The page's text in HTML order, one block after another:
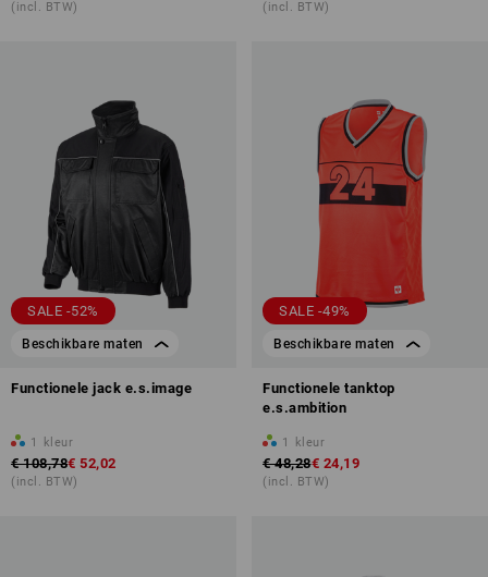
(incl. BTW) (incl. BTW)
SALE -52%
Beschikbare maten
Functionele jack e.s.image
1 kleur
€ 108,78€ 52,02
(incl. BTW)
SALE -49%
Beschikbare maten
Functionele tanktop
e.s.ambition
1 kleur
€ 48,28€ 24,19
(incl. BTW)